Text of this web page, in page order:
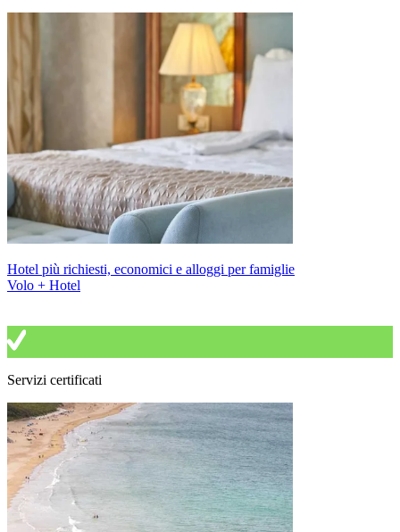
Hotel più richiesti, economici e alloggi per famiglie
Volo + Hotel
Servizi certificati